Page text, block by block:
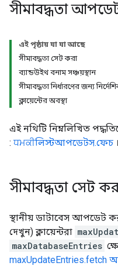
সীমাবদ্ধতা
এই পৃষ্ঠায় যা যা আছে
সীমাবদ্ধতা সেট করা
ব্যান্ডউইথ বনাম সঞ্চয়স্থান
সীমাবদ্ধতা নির্ধারণের জন্য
ক্লায়েন্টের অবস্থা
এই নথিটি নিম্নলিখিত
:ਧਮਕੀলিস্টআপডেটস.ফেচ ।
সীমাবদ্ধতা সেট
স্থানীয় ডাটাবেস আপডেট
দেখুন) ক্লায়েন্টরা
maxDatabaseEntries
maxUpdateEntries.fetch